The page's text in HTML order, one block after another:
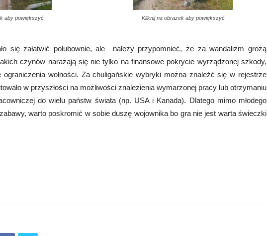
aby powiększyć Kliknij na obrazek aby powiększyć
się załatwić polubownie, ale należy przypomnieć, że za wandalizm grożą
czynów narażają się nie tylko na finansowe pokrycie wyrządzonej szkody,
wolności. Za chuligańskie wybryki można znaleźć się w rejestrze
w przyszłości na możliwości znalezienia wymarzonej pracy lub otrzymaniu
do wielu państw świata (np. USA i Kanada). Dlatego mimo młodego
warto poskromić w sobie duszę wojownika bo gra nie jest warta świeczki